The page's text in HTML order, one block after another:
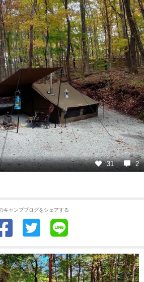
31 2
キャンプブログをシェアする